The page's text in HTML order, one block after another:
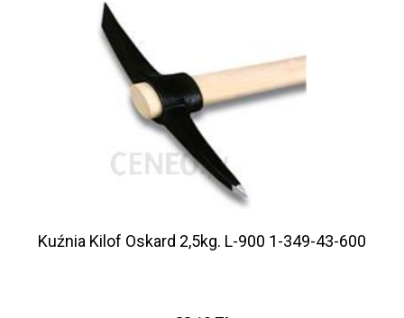
Kuźnia Kilof Oskard 2,5kg. L-900 1-349-43-600